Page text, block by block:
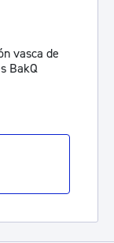
vasca de
BakQ